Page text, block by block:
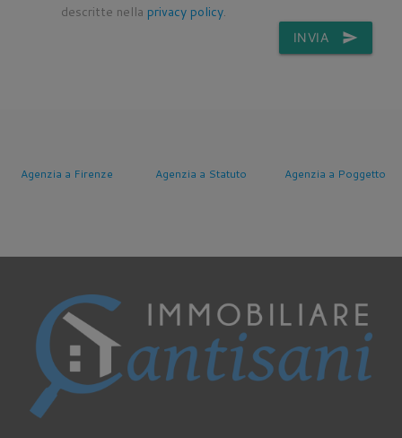
descritte nella privacy policy.
INVIA send
Agenzia a Firenze Agenzia a Statuto Agenzia a Poggetto